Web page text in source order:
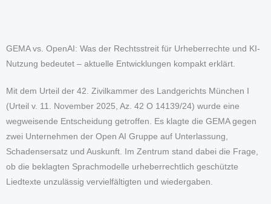
GEMA vs. OpenAI: Was der Rechtsstreit für Urheberrechte und KI-
Nutzung bedeutet – aktuelle Entwicklungen kompakt erklärt.
Mit dem Urteil der 42. Zivilkammer des Landgerichts München I
(Urteil v. 11. November 2025, Az. 42 O 14139/24) wurde eine
wegweisende Entscheidung getroffen. Es klagte die GEMA gegen
zwei Unternehmen der Open AI Gruppe auf Unterlassung,
Schadensersatz und Auskunft. Im Zentrum stand dabei die Frage,
ob die beklagten Sprachmodelle urheberrechtlich geschützte
Liedtexte unzulässig vervielfältigten und wiedergaben.